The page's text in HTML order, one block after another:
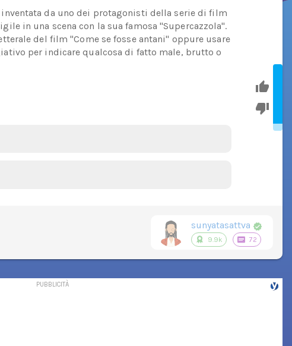
inventata da uno dei protagonisti della serie di film
in una scena con la sua famosa "Supercazzola".
del film "Come se fosse antani" oppure usare
per indicare qualcosa di fatto male, brutto o
sunyatasattva
9.9k 72